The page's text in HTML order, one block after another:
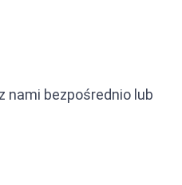
nami bezpośrednio lub